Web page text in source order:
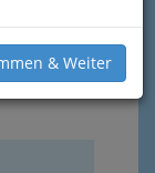
& Weiter